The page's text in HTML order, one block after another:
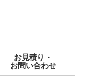
お見積り・
お問い合わせ